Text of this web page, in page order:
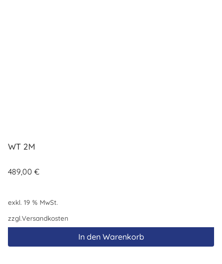
WT 2M
489,00 €
exkl. 19 % MwSt.
zzgl.Versandkosten
In den Warenkorb